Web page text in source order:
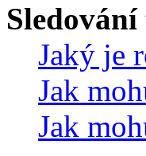
Jaký je
Jak
Jak